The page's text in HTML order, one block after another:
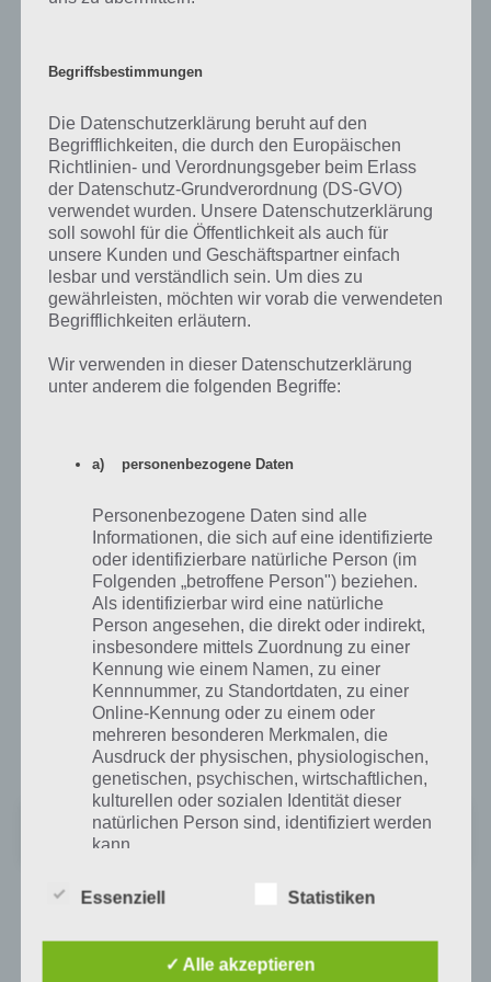
App kostenlos herunterladen
Man nehme ein allseits bekanntes Spielprinzip und setze dieses für
Smartphone und Tablet in abgewandelter Form um. So geschehen
bei Pac-Man 256. Pac-Man, Geister und Co in altbekannter Manier
verknüpft mit einem neuen Spielprinzip. Erstmals ist das Spiel
endlos, denn mit Pac-Man gilt es ein zufällig zusammengesetztes
Labyrinth zu bestreiten. Dabei muss man die Dots einsammeln,
Pac-Man 256 kann im Google Play Store für Android und im iTunes
App Store für iOS kostenlos heruntergeladen werden.
Pac-Man 256 für Android im Google Play
Mit 4,4 Sternen kommt Pac-Man 256 auch bei den Android Spielern
sehr gut an. Die App kann dazu im Google Play Store
heruntergeladen werden. Zur Installation wird Android 2.3.3 oder
höher benötigt.
PAC-MAN 256 - Endless Maze
Preis:
iTunes App Store
Begriffsbestimmungen
Die Datenschutzerklärung beruht auf den
Begrifflichkeiten, die durch den Europäischen
Richtlinien- und Verordnungsgeber beim Erlass
der Datenschutz-Grundverordnung (DS-GVO)
verwendet wurden. Unsere Datenschutzerklärung
soll sowohl für die Öffentlichkeit als auch für
unsere Kunden und Geschäftspartner einfach
lesbar und verständlich sein. Um dies zu
gewährleisten, möchten wir vorab die verwendeten
Begrifflichkeiten erläutern.
Wir verwenden in dieser Datenschutzerklärung
unter anderem die folgenden Begriffe:
a) personenbezogene Daten
Personenbezogene Daten sind alle
Informationen, die sich auf eine identifizierte
oder identifizierbare natürliche Person (im
Folgenden „betroffene Person") beziehen.
Als identifizierbar wird eine natürliche
Person angesehen, die direkt oder indirekt,
insbesondere mittels Zuordnung zu einer
Kennung wie einem Namen, zu einer
Kennnummer, zu Standortdaten, zu einer
Online-Kennung oder zu einem oder
mehreren besonderen Merkmalen, die
Ausdruck der physischen, physiologischen,
genetischen, psychischen, wirtschaftlichen,
kulturellen oder sozialen Identität dieser
natürlichen Person sind, identifiziert werden
kann.
Betroffene Person ist jede identifizierte oder
Essenziell Statistiken
✓ Alle akzeptieren